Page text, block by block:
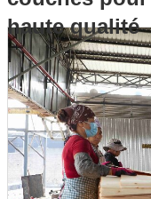
haute qualité